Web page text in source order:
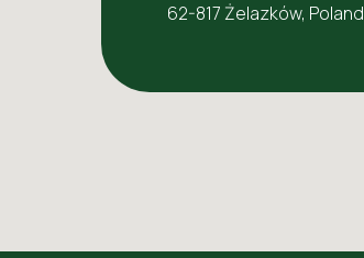
62-817 Żelazków, Poland